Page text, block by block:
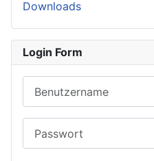
Downloads
Login Form